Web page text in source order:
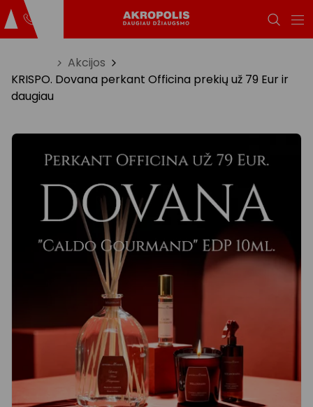
Akcijos
KRISPO. Dovana perkant Officina prekių už 79 Eur ir
daugiau